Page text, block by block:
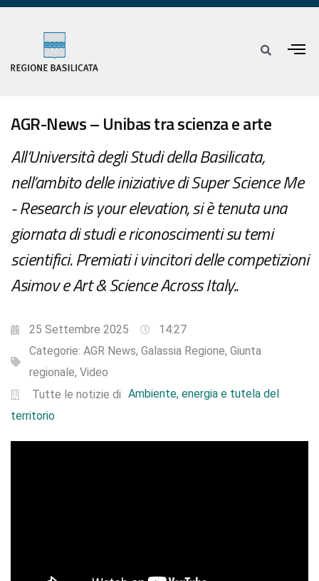
AGR-News – Unibas tra scienza e arte
All’Università degli Studi della Basilicata,
nell’ambito delle iniziative di Super Science Me
- Research is your elevation, si è tenuta una
giornata di studi e riconoscimenti su temi
scientifici. Premiati i vincitori delle competizioni
Asimov e Art & Science Across Italy..
25 Settembre 2025
14:27
Categorie: AGR News, Galassia Regione, Giunta
regionale, Video
Tutte le notizie di Ambiente, energia e tutela del
territorio